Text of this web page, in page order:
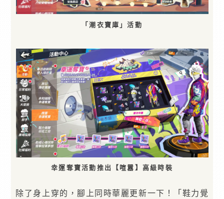
「潮衣寶庫」活動
幸運奪寶活動推出【喧囂】高級時裝
除了身上穿的，腳上同時華麗更新一下！「鞋力覺